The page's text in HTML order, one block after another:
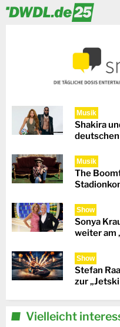
Musik
Shakira
Musik
The
Show
Sonya
weiter am
Show
Stefan
zur
Vielleicht